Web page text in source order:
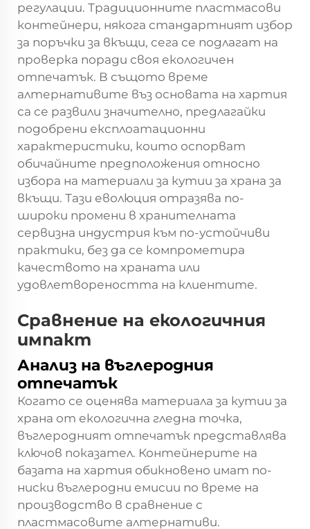
регулации. Традиционните пластмасови
контейнери, някога стандартният избор
за поръчки за вкъщи, сега се подлагат на
проверка поради своя екологичен
отпечатък. В същото време
алтернативите въз основата на хартия
са се развили значително, предлагайки
подобрени експлоатационни
характеристики, които оспорват
обичайните предположения относно
избора на материали за кутии за храна за
вкъщи. Тази еволюция отразява по-
широки промени в хранителната
сервизна индустрия към по-устойчиви
практики, без да се компрометира
качеството на храната или
удовлетвореността на клиентите.
Сравнение на екологичния
импакт
Анализ на въглеродния
отпечатък
Когато се оценява материала за кутии за
храна от екологична гледна точка,
въглеродният отпечатък представлява
ключов показател. Контейнерите на
базата на хартия обикновено имат по-
ниски въглеродни емисии по време на
производство в сравнение с
пластмасовите алтернативи.